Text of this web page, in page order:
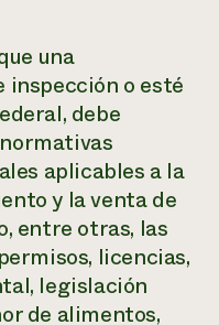
una
inspección o esté
debe
aplicables a la
y la venta de
entre otras, las
licencias,
legislación
de alimentos,